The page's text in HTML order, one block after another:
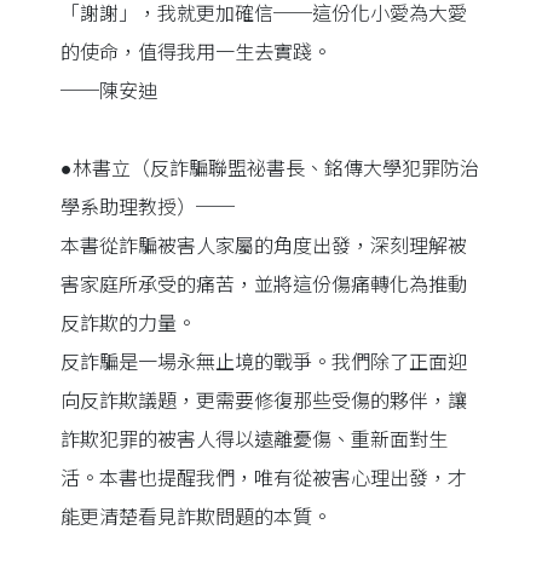
「謝謝」，我就更加確信──這份化小愛為大愛
的使命，值得我用一生去實踐。
──陳安迪
●林書立（反詐騙聯盟祕書長、銘傳大學犯罪防治
學系助理教授）──
本書從詐騙被害人家屬的角度出發，深刻理解被
害家庭所承受的痛苦，並將這份傷痛轉化為推動
反詐欺的力量。
反詐騙是一場永無止境的戰爭。我們除了正面迎
向反詐欺議題，更需要修復那些受傷的夥伴，讓
詐欺犯罪的被害人得以遠離憂傷、重新面對生
活。本書也提醒我們，唯有從被害心理出發，才
能更清楚看見詐欺問題的本質。